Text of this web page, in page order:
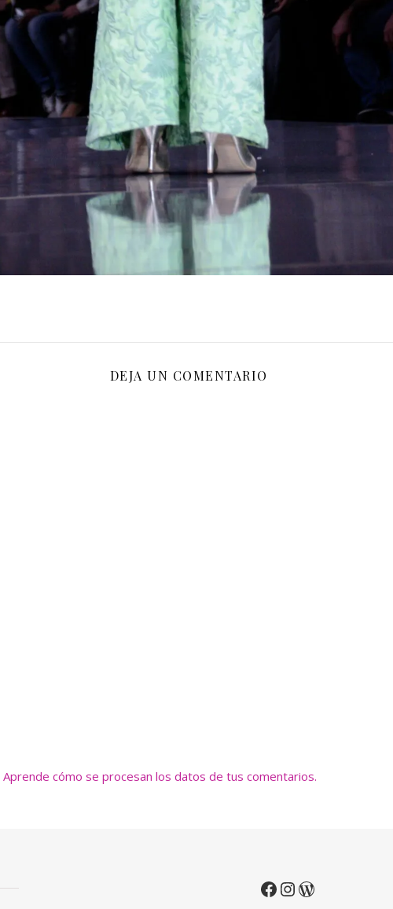
DEJA UN COMENTARIO
Aprende cómo se procesan los datos de tus comentarios.